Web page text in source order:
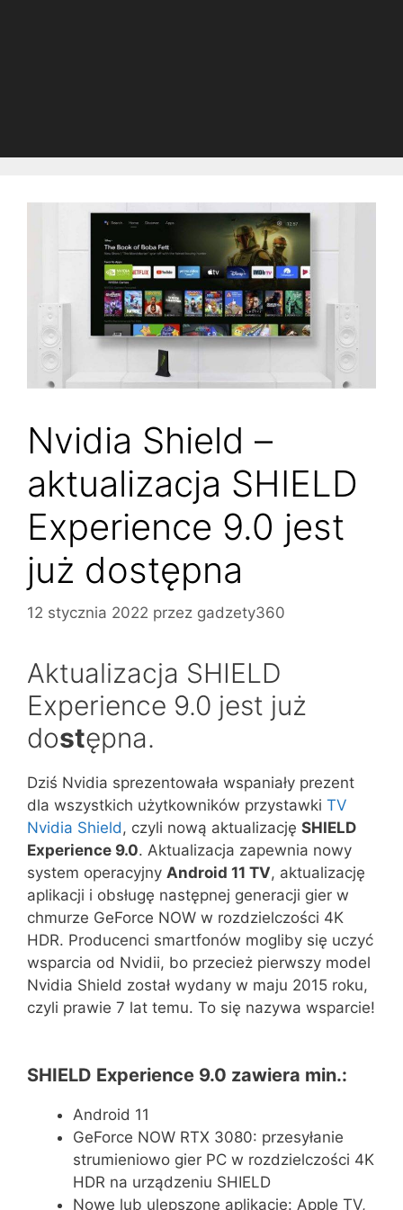
Nvidia Shield –
aktualizacja SHIELD
Experience 9.0 jest
już dostępna
12 stycznia 2022 przez gadzety360
Aktualizacja SHIELD
Experience 9.0 jest już
dostępna.
Dziś Nvidia sprezentowała wspaniały prezent
dla wszystkich użytkowników przystawki TV
Nvidia Shield, czyli nową aktualizację SHIELD
Experience 9.0. Aktualizacja zapewnia nowy
system operacyjny Android 11 TV, aktualizację
aplikacji i obsługę następnej generacji gier w
chmurze GeForce NOW w rozdzielczości 4K
HDR. Producenci smartfonów mogliby się uczyć
wsparcia od Nvidii, bo przecież pierwszy model
Nvidia Shield został wydany w maju 2015 roku,
czyli prawie 7 lat temu. To się nazywa wsparcie!
SHIELD Experience 9.0 zawiera min.:
Android 11
GeForce NOW RTX 3080: przesyłanie
strumieniowo gier PC w rozdzielczości 4K
HDR na urządzeniu SHIELD
Nowe lub ulepszone aplikacje: Apple TV,